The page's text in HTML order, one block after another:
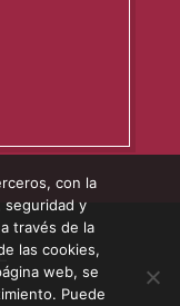
con la
seguridad y
través de la
las cookies,
web, se
Puede